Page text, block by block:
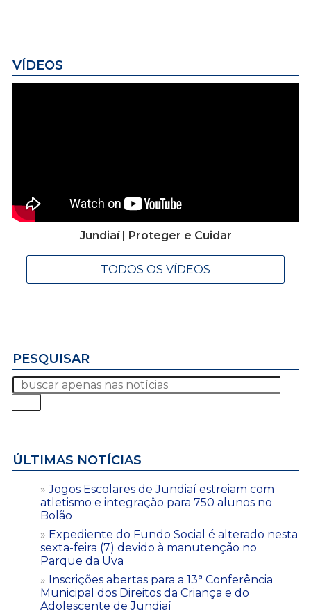
VÍDEOS
Jundiaí | Proteger e Cuidar
TODOS OS VÍDEOS
PESQUISAR
ÚLTIMAS NOTÍCIAS
Jogos Escolares de Jundiaí estreiam com
atletismo e integração para 750 alunos no
Bolão
Expediente do Fundo Social é alterado nesta
sexta-feira (7) devido à manutenção no
Parque da Uva
Inscrições abertas para a 13ª Conferência
Municipal dos Direitos da Criança e do
Adolescente de Jundiaí